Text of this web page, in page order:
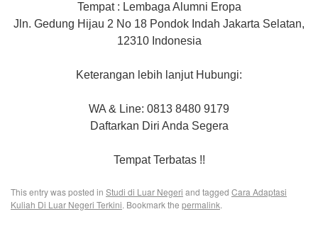
Tempat : Lembaga Alumni Eropa
Jln. Gedung Hijau 2 No 18 Pondok Indah Jakarta Selatan,
12310 Indonesia
Keterangan lebih lanjut Hubungi:
WA & Line: 0813 8480 9179
Daftarkan Diri Anda Segera
Tempat Terbatas !!
This entry was posted in Studi di Luar Negeri and tagged Cara Adaptasi
Kuliah Di Luar Negeri Terkini. Bookmark the permalink.